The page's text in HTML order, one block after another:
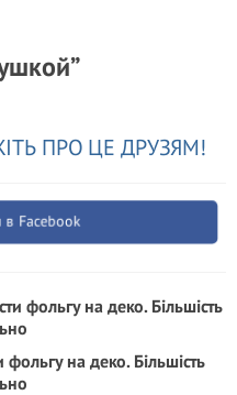
ПРО ЦЕ ДРУЗЯМ!
в Facebook
на деко. Більшість